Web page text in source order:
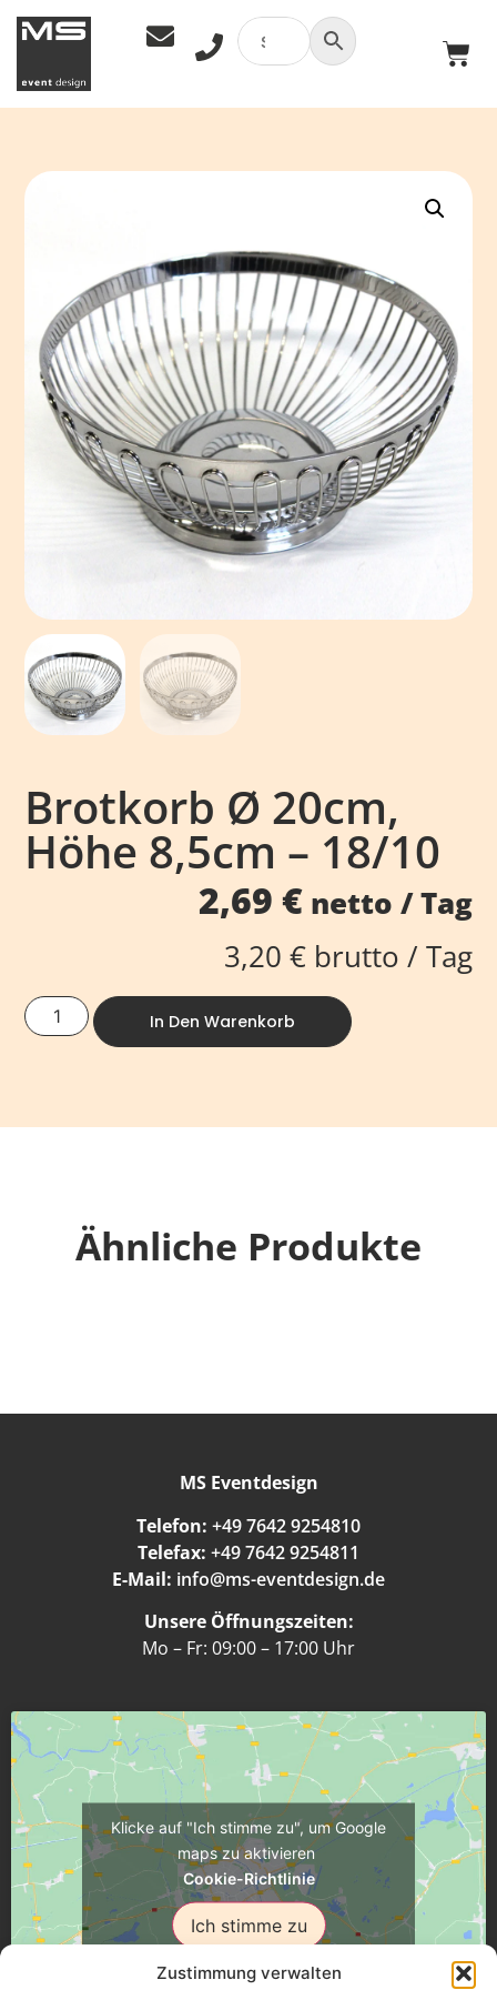
Zustimmung verwalten
Brotkorb Ø 20cm,
Höhe 8,5cm – 18/10
2,69 €netto / Tag
3,20 €brutto / Tag
In Den Warenkorb
Ähnliche Produkte
MS Eventdesign
Telefon: +49 7642 9254810
Telefax: +49 7642 9254811
E-Mail: info@ms-eventdesign.de
Unsere Öffnungszeiten:
Mo – Fr: 09:00 – 17:00 Uhr
Klicke auf "Ich stimme zu", um Google
maps zu aktivieren
Cookie-Richtlinie
Ich stimme zu